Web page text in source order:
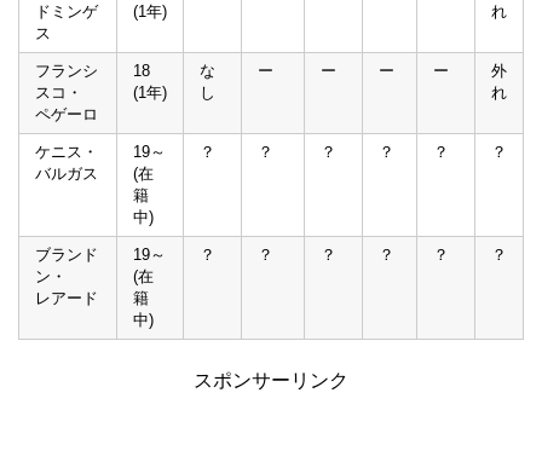
ドミンゲ
ス
(1年)
れ
フランシ
スコ・
ペゲーロ
18
(1年)
な
し
ー ー ー ー
外
れ
ケニス・
バルガス
19～
(在
籍
中)
？ ？ ？ ？ ？ ？
ブランド
ン・
レアード
19～
(在
籍
中)
？ ？ ？ ？ ？ ？
スポンサーリンク